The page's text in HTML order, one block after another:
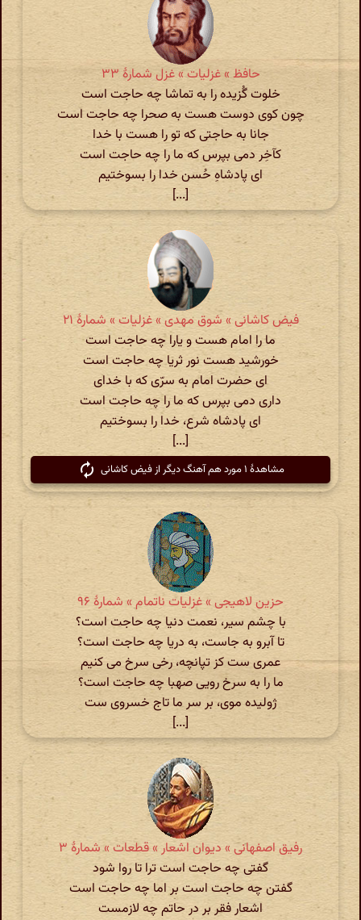
حافظ » غزلیات » غزل شمارهٔ ۳۳
خلوت گُزیده را به تماشا چه حاجت است
چون کوی دوست هست به صحرا چه حاجت است
جانا به حاجتی که تو را هست با خدا
کآخِر دمی بپرس که ما را چه حاجت است
ای پادشاهِ حُسن خدا را بسوختیم
[...]
فیض کاشانی » شوق مهدی » غزلیات » شمارهٔ ۲۱
ما را امام هست و یارا چه حاجت است
خورشید هست نور ثریا چه حاجت است‏
ای حضرت امام به سرّی که با خدای
داری دمی بپرس که ما را چه حاجت است
ای پادشاه شرع، خدا را بسوختیم
[...]
مشاهدهٔ ۱ مورد هم آهنگ دیگر از فیض کاشانی
حزین لاهیجی » غزلیات ناتمام » شمارهٔ ۹۶
با چشم سیر، نعمت دنیا چه حاجت است؟
تا آبرو به جاست، به دریا چه حاجت است؟
عمری ست کز تپانچه، رخی سرخ می کنیم
ما را به سرخ رویی صهبا چه حاجت است؟
ژولیده موی، بر سر ما تاج خسروی ست
[...]
رفیق اصفهانی » دیوان اشعار » قطعات » شمارهٔ ۳
گفتی چه حاجت است ترا تا روا شود
گفتن چه حاجت است بر اما چه حاجت است
اشعار فقر بر در حاتم چه لازمست